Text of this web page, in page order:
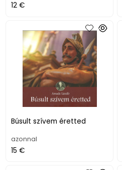
12 €
Búsult szívem éretted
azonnal
15 €